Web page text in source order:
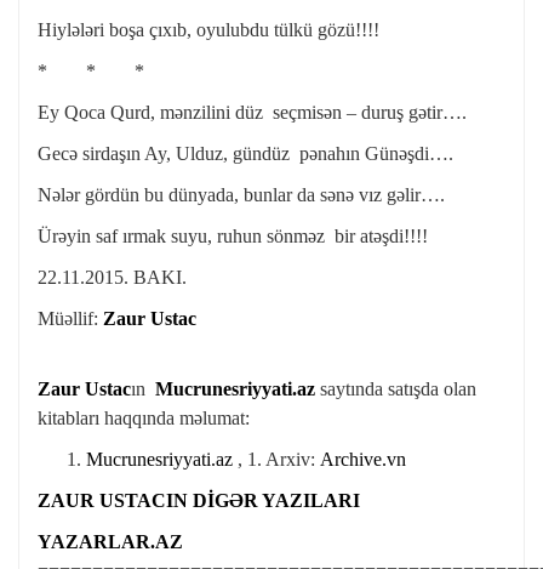
Hiylələri boşa çıxıb, oyulubdu tülkü gözü!!!!
* * *
Ey Qoca Qurd, mənzilini düz seçmisən – duruş gətir….
Gecə sirdaşın Ay, Ulduz, gündüz pənahın Günəşdi….
Nələr gördün bu dünyada, bunlar da sənə vız gəlir….
Ürəyin saf ırmak suyu, ruhun sönməz bir atəşdi!!!!
22.11.2015. BAKI.
Müəllif: Zaur Ustac
Zaur Ustacın Mucrunesriyyati.az saytında satışda olan
kitabları haqqında məlumat:
Mucrunesriyyati.az , 1. Arxiv: Archive.vn
ZAUR USTACIN DİGƏR YAZILARI
YAZARLAR.AZ